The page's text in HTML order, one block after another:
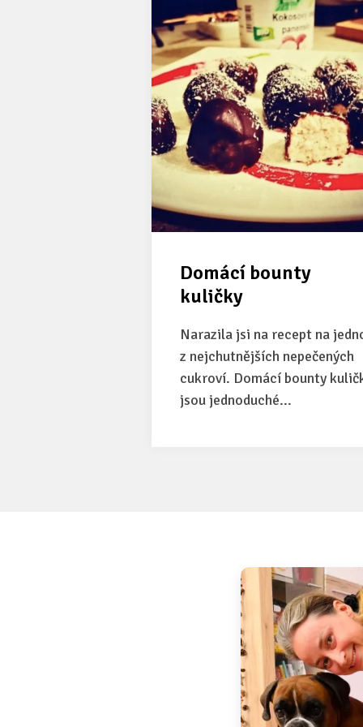
Domácí bounty
kuličky
Narazila jsi na recept na
z nejchutnějších nepečených
cukroví. Domácí bounty
jsou jednoduché...